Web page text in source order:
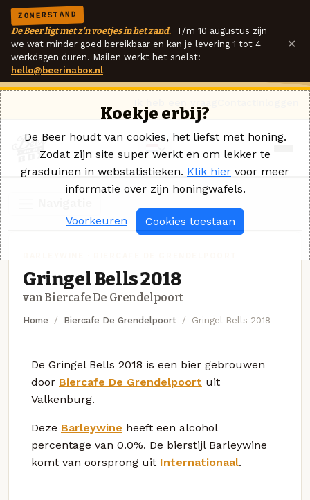
ZOMERSTAND
De Beer ligt met z'n voetjes in het zand. T/m 10 augustus zijn
we wat minder goed bereikbaar en kan je levering 1 tot 4
werkdagen duren. Mailen werkt het snelst:
hello@beerinabox.nl
×
Gringel Bells 2018
van Biercafe De Grendelpoort
Home Biercafe De Grendelpoort Gringel Bells 2018
De Gringel Bells 2018 is een bier gebrouwen
door Biercafe De Grendelpoort uit
Valkenburg.
Deze Barleywine heeft een alcohol
percentage van 0.0%. De bierstijl Barleywine
komt van oorsprong uit Internationaal.
Koekje erbij?
De Beer houdt van cookies, het liefst met honing.
Zodat zijn site super werkt en om lekker te
grasduinen in webstatistieken. Klik hier voor meer
informatie over zijn honingwafels.
Voorkeuren Cookies toestaan